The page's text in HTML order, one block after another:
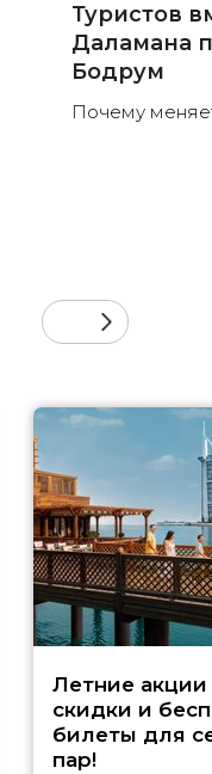
Туристов
Даламана
Бодрум
Почему
Летние акции
скидки и
билеты для
пар!